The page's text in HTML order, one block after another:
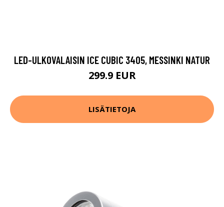
LED-ULKOVALAISIN ICE CUBIC 3405, MESSINKI NATUR
299.9 EUR
LISÄTIETOJA